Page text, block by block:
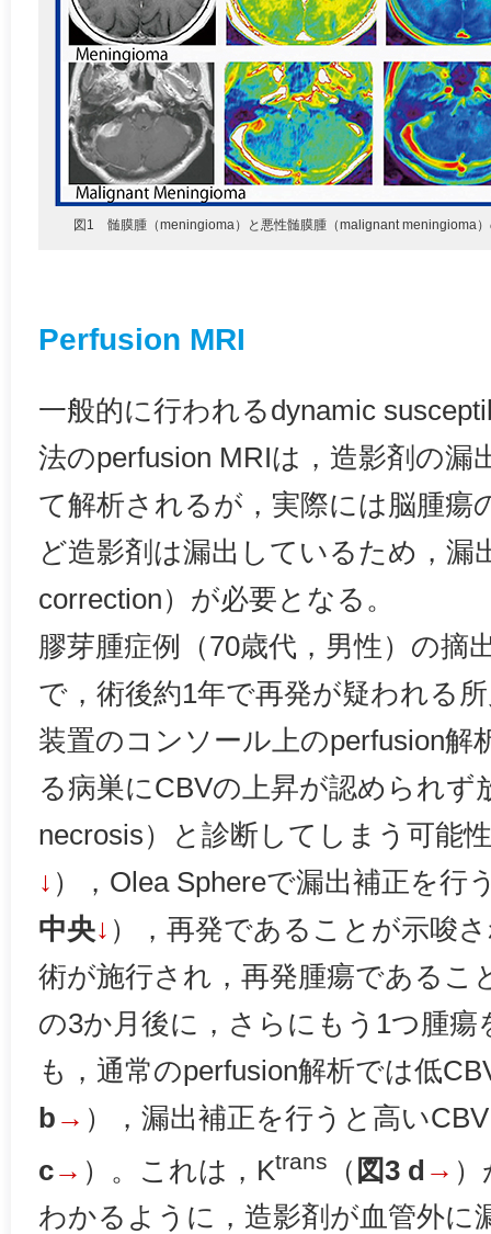
図1 髄膜腫（meningioma）と悪性髄膜腫（malignant meningioma
Perfusion MRI
一般的に行われるdynamic
法のperfusion MRIは，造影剤の漏
て解析されるが，実際には脳腫瘍
ど造影剤は漏出しているため，漏
correction）が必要となる。
膠芽腫症例（70歳代，男性）の摘
で，術後約1年で再発が疑われる
装置のコンソール上のperfusion解
る病巣にCBVの上昇が認められず
necrosis）と診断してしまう可能
↓ ），Olea Sphereで漏出補正を行
中央↓ ），再発であることが示唆
術が施行され，再発腫瘍であるこ
の3か月後に，さらにもう1つ腫瘍
も，通常のperfusion解析では低
b → ），漏出補正を行うと高い
c→ ）。これは，Ktrans （ 図3 d →
わかるように，造影剤が血管外に